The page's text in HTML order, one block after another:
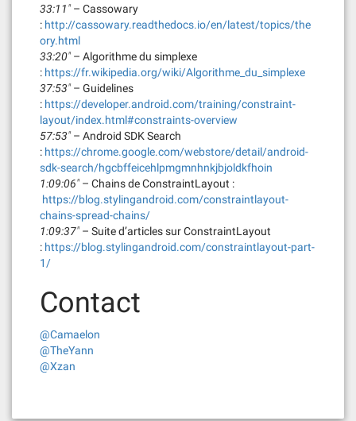
33:11″– Cassowary
: http://cassowary.readthedocs.io/en/latest/topics/the
ory.html
33:20″– Algorithme du simplexe
: https://fr.wikipedia.org/wiki/Algorithme_du_simplexe
37:53″– Guidelines
: https://developer.android.com/training/constraint-
layout/index.html#constraints-overview
57:53″– Android SDK Search
: https://chrome.google.com/webstore/detail/android-
sdk-search/hgcbffeicehlpmgmnhnkjbjoldkfhoin
1:09:06″– Chains de ConstraintLayout :
https://blog.stylingandroid.com/constraintlayout-
chains-spread-chains/
1:09:37″– Suite d’articles sur ConstraintLayout
: https://blog.stylingandroid.com/constraintlayout-part-
1/
Contact
@Camaelon
@TheYann
@Xzan